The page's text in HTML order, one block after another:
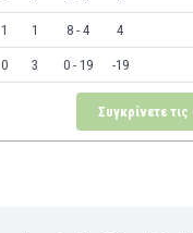
1 1 8 - 4 4
0 3 0 - 19 -19
Συγκρίνετε